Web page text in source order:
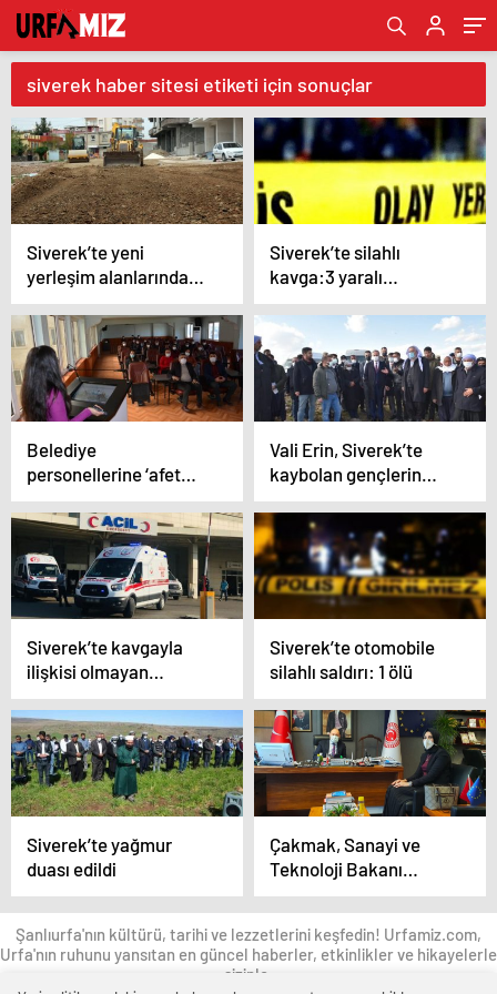
siverek haber sitesi etiketi için sonuçlar
Siverek’te yeni
yerleşim alanlarında
yol çalışması
Siverek’te silahlı
kavga:3 yaralı
Soruşturma başlatıldı
Belediye
personellerine ‘afet
bilinci’ eğitim semineri
verildi
Vali Erin, Siverek’te
kaybolan gençlerin
aileleriyle görüştü
Siverek’te kavgayla
ilişkisi olmayan
vatandaş yaralandı
Siverek’te otomobile
silahlı saldırı: 1 ölü
Siverek’te yağmur
duası edildi
Çakmak, Sanayi ve
Teknoloji Bakanı
Varank ile görüştü
Şanlıurfa'nın kültürü, tarihi ve lezzetlerini keşfedin! Urfamiz.com,
Urfa'nın ruhunu yansıtan en güncel haberler, etkinlikler ve hikayelerle
sizinle.